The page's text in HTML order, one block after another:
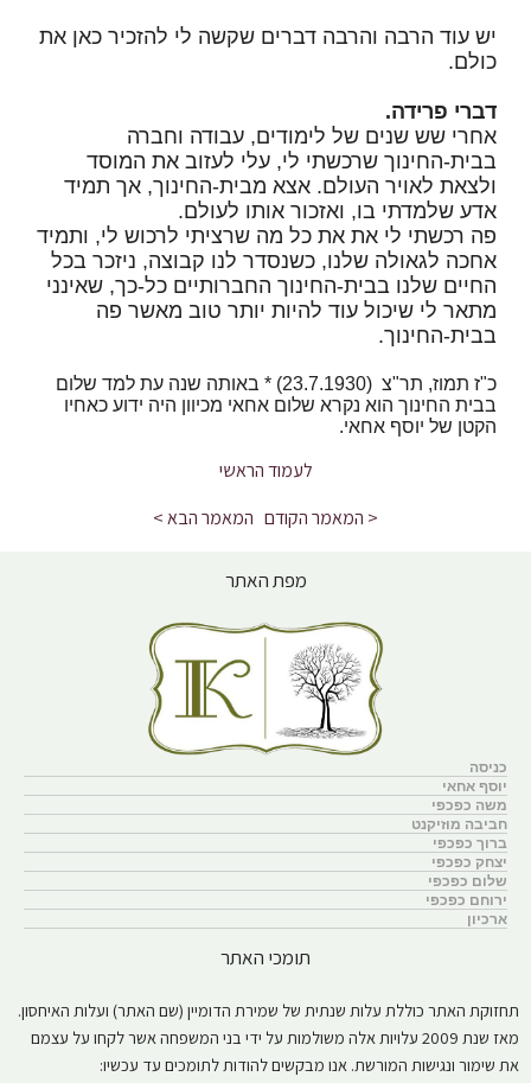
יש עוד הרבה והרבה דברים שקשה לי להזכיר כאן את
כולם.
דברי פרידה.
אחרי שש שנים של לימודים, עבודה וחברה
בבית-החינוך שרכשתי לי, עלי לעזוב את המוסד
ולצאת לאויר העולם. אצא מבית-החינוך, אך תמיד
אדע שלמדתי בו, ואזכור אותו לעולם.
פה רכשתי לי את את כל מה שרציתי לרכוש לי, ותמיד
אחכה לגאולה שלנו, כשנסדר לנו קבוצה, ניזכר בכל
החיים שלנו בבית-החינוך החברותיים כל-כך, שאינני
מתאר לי שיכול עוד להיות יותר טוב מאשר פה
בבית-החינוך.
כ"ז תמוז, תר"צ (23.7.1930) * באותה שנה עת למד שלום
בבית החינוך הוא נקרא שלום אחאי מכיוון היה ידוע כאחיו
הקטן של יוסף אחאי.
לעמוד הראשי
< המאמר הקודם המאמר הבא >
מפת האתר
כניסה
יוסף אחאי
משה כפכפי
חביבה מוזיקנט
ברוך כפכפי
יצחק כפכפי
שלום כפכפי
ירוחם כפכפי
ארכיון
תומכי האתר
תחזוקת האתר כוללת עלות שנתית של שמירת הדומיין (שם האתר) ועלות האיחסון.
מאז שנת 2009 עלויות אלה משולמות על ידי בני המשפחה אשר לקחו על עצמם
את שימור ונגישות המורשת. אנו מבקשים להודות לתומכים עד עכשיו: